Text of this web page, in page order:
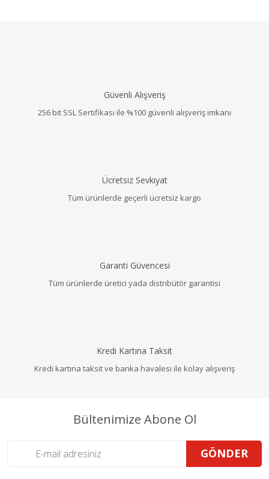
Güvenli Alışveriş
256 bit SSL Sertifikası ile %100 güvenli alışveriş imkanı
Ücretsiz Sevkiyat
Tüm ürünlerde geçerli ücretsiz kargo
Garanti Güvencesi
Tüm ürünlerde üretici yada distribütör garantisi
Kredi Kartına Taksit
Kredi kartına taksit ve banka havalesi ile kolay alışveriş
Bültenimize Abone Ol
GÖNDER